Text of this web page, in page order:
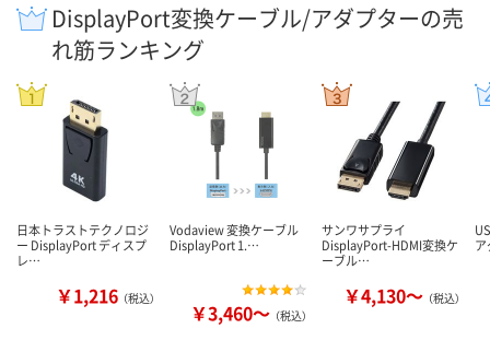
DisplayPort変換ケーブル/アダプターの売
れ筋ランキング
日本トラストテクノロジ
ー DisplayPort ディスプ
レ…
￥1,216 （税込）
Vodaview 変換ケーブル
DisplayPort 1.…
￥3,460～ （税込）
サンワサプライ
DisplayPort-HDMI変換ケ
ーブル…
￥4,130～ （税込）